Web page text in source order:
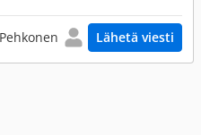
Lähetä viesti